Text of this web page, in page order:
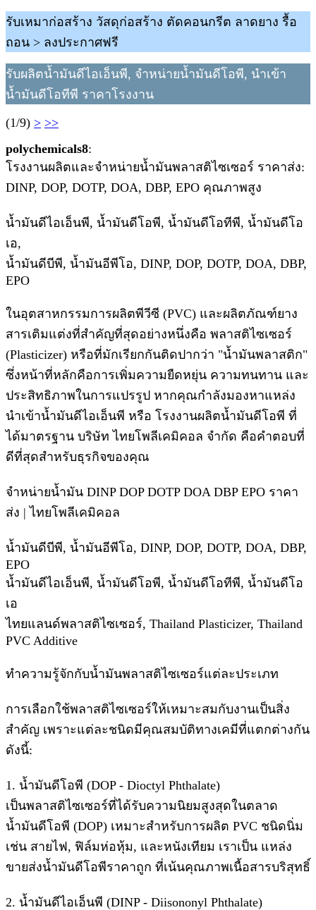
รับเหมาก่อสร้าง วัสดุก่อสร้าง ตัดคอนกรีต ลาดยาง รื้อ
ถอน > ลงประกาศฟรี
รับผลิตน้ำมันดีไอเอ็นพี, จำหน่ายน้ำมันดีโอพี, นำเข้า
น้ำมันดีโอทีพี ราคาโรงงาน
(1/9) > >>
polychemicals8:
โรงงานผลิตและจำหน่ายน้ำมันพลาสติไซเซอร์ ราคาส่ง:
DINP, DOP, DOTP, DOA, DBP, EPO คุณภาพสูง
น้ำมันดีไอเอ็นพี, น้ำมันดีโอพี, น้ำมันดีโอทีพี, น้ำมันดีโอ
เอ,
น้ำมันดีบีพี, น้ำมันอีพีโอ, DINP, DOP, DOTP, DOA, DBP,
EPO
ในอุตสาหกรรมการผลิตพีวีซี (PVC) และผลิตภัณฑ์ยาง
สารเติมแต่งที่สำคัญที่สุดอย่างหนึ่งคือ พลาสติไซเซอร์
(Plasticizer) หรือที่มักเรียกกันติดปากว่า "น้ำมันพลาสติก"
ซึ่งหน้าที่หลักคือการเพิ่มความยืดหยุ่น ความทนทาน และ
ประสิทธิภาพในการแปรรูป หากคุณกำลังมองหาแหล่ง
นำเข้าน้ำมันดีไอเอ็นพี หรือ โรงงานผลิตน้ำมันดีโอพี ที่
ได้มาตรฐาน บริษัท ไทยโพลีเคมิคอล จำกัด คือคำตอบที่
ดีที่สุดสำหรับธุรกิจของคุณ
จำหน่ายน้ำมัน DINP DOP DOTP DOA DBP EPO ราคา
ส่ง | ไทยโพลีเคมิคอล
น้ำมันดีบีพี, น้ำมันอีพีโอ, DINP, DOP, DOTP, DOA, DBP,
EPO
น้ำมันดีไอเอ็นพี, น้ำมันดีโอพี, น้ำมันดีโอทีพี, น้ำมันดีโอ
เอ
ไทยแลนด์พลาสติไซเซอร์, Thailand Plasticizer, Thailand
PVC Additive
ทำความรู้จักกับน้ำมันพลาสติไซเซอร์แต่ละประเภท
การเลือกใช้พลาสติไซเซอร์ให้เหมาะสมกับงานเป็นสิ่ง
สำคัญ เพราะแต่ละชนิดมีคุณสมบัติทางเคมีที่แตกต่างกัน
ดังนี้:
1. น้ำมันดีโอพี (DOP - Dioctyl Phthalate)
เป็นพลาสติไซเซอร์ที่ได้รับความนิยมสูงสุดในตลาด
น้ำมันดีโอพี (DOP) เหมาะสำหรับการผลิต PVC ชนิดนิ่ม
เช่น สายไฟ, ฟิล์มห่อหุ้ม, และหนังเทียม เราเป็น แหล่ง
ขายส่งน้ำมันดีโอพีราคาถูก ที่เน้นคุณภาพเนื้อสารบริสุทธิ์
2. น้ำมันดีไอเอ็นพี (DINP - Diisononyl Phthalate)